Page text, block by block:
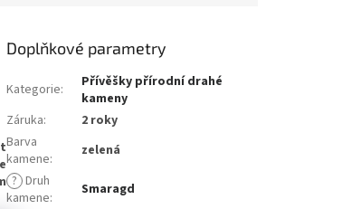
Doplňkové parametry
Kategorie:
Přívěšky přírodní drahé
kameny
Záruka:
2 roky
Barva
kamene:
zelená
? Druh
kamene:
Smaragd